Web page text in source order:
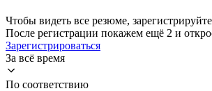
Чтобы видеть все резюме,
После регистрации покажем ещё 2 и
Зарегистрироваться
За всё время
По соответствию